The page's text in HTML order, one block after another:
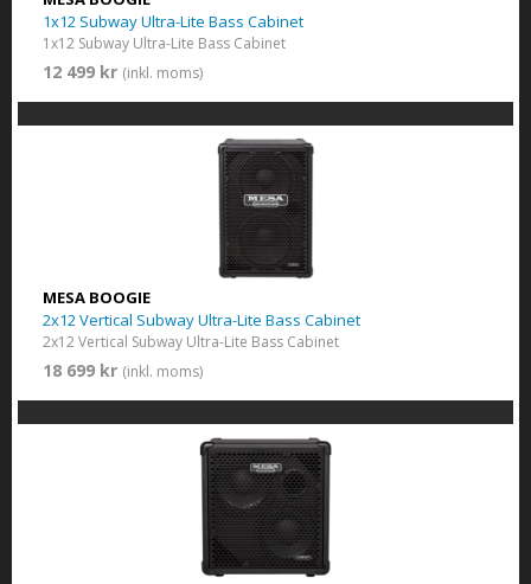
1x12 Subway Ultra-Lite Bass Cabinet
1x12 Subway Ultra-Lite Bass Cabinet
12 499 kr (inkl. moms)
MESA BOOGIE
2x12 Vertical Subway Ultra-Lite Bass Cabinet
2x12 Vertical Subway Ultra-Lite Bass Cabinet
18 699 kr (inkl. moms)